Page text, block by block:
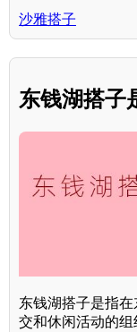
沙雅搭子
东钱湖搭子
东钱湖搭子是指
交和休闲活动的